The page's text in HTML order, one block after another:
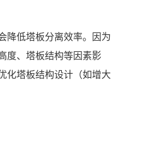
降低塔板分离效率。因为
度、塔板结构等因素影
化塔板结构设计（如增大